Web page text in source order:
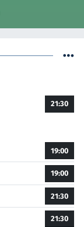
21:30
19:00
19:00
21:30
21:30